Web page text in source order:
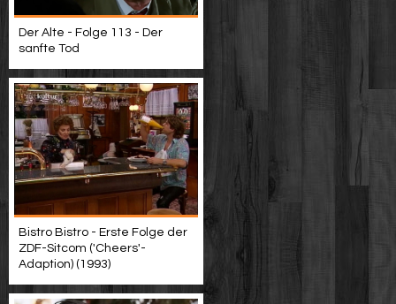
Der Alte - Folge 113 - Der
sanfte Tod
Bistro Bistro - Erste Folge der
ZDF-Sitcom ('Cheers'-
Adaption) (1993)